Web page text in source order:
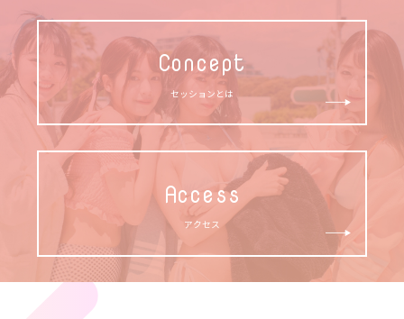
Concept
セッションとは
Access
アクセス